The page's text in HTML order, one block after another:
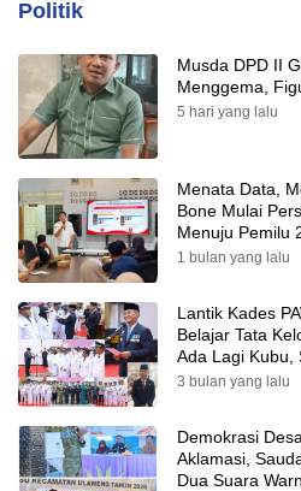
Politik
Musda DPD II
Menggema,
5 hari yang lalu
Menata Data,
Bone Mulai
Menuju Pemilu
1 bulan yang lalu
Lantik Kades
Belajar Tata
Ada Lagi Kubu,
Desa
3 bulan yang lalu
Demokrasi
Aklamasi,
Dua Suara